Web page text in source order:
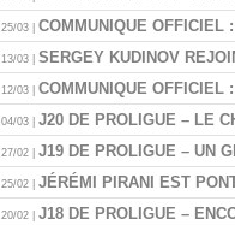
25/03 | COMMUNIQUE OFFICIEL
13/03 | SERGEY KUDINOV
12/03 | COMMUNIQUE OFFICIEL
04/03 | J20 DE PROLIGUE – LE
27/02 | J19 DE PROLIGUE – UN
25/02 | JÉRÉMI PIRANI EST
20/02 | J18 DE PROLIGUE –